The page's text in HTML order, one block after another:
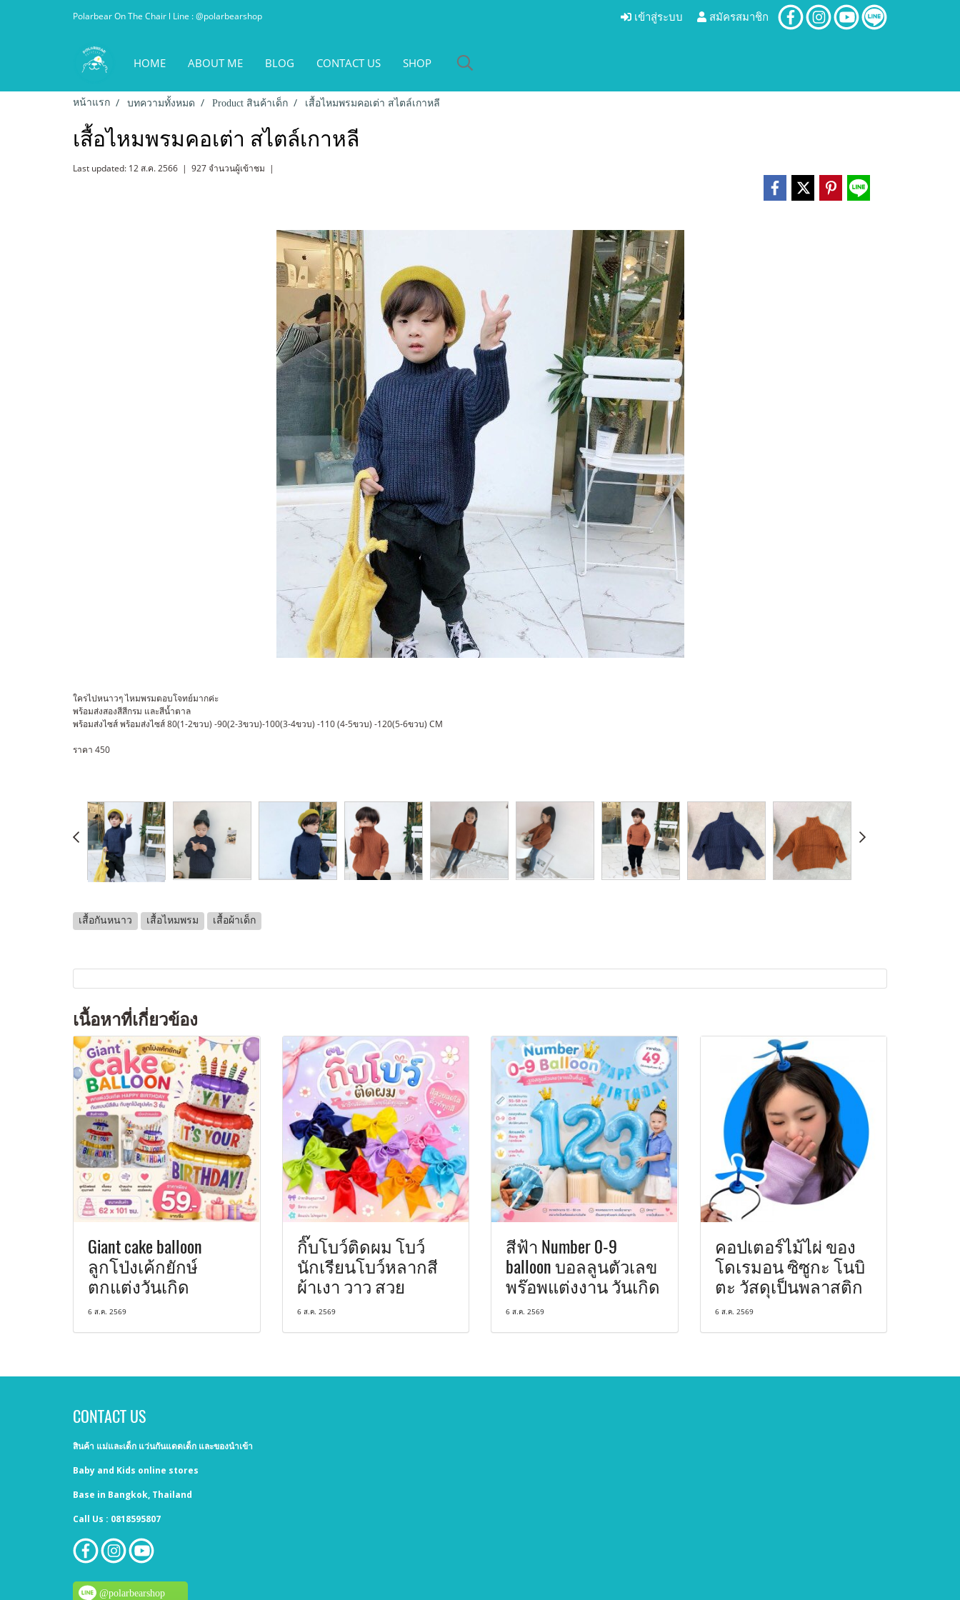
Polarbear On The Chair l Line : @polarbearshop เข้าสู่ระบบ สมัครสมาชิก
HOME ABOUT ME BLOG CONTACT US SHOP
หน้าแรก บทความทั้งหมด Product สินค้าเด็ก เสื้อไหมพรมคอเต่า สไตล์เกาหลี
เสื้อไหมพรมคอเต่า สไตล์เกาหลี
Last updated: 12 ส.ค. 2566 | 927 จำนวนผู้เข้าชม |
ใครไปหนาวๆ ไหมพรมตอบโจทย์มากค่ะ
พร้อมส่งสองสีสีกรม และสีน้ำตาล
พร้อมส่งไซส์ พร้อมส่งไซส์ 80(1-2ขวบ) -90(2-3ขวบ)-100(3-4ขวบ) -110 (4-5ขวบ) -120(5-6ขวบ) CM
ราคา 450
เสื้อกันหนาว เสื้อไหมพรม เสื้อผ้าเด็ก
เนื้อหาที่เกี่ยวข้อง
Giant cake balloon
ลูกโป่งเค้กยักษ์
ตกแต่งวันเกิด
6 ส.ค. 2569
กิ๊บโบว์ติดผม โบว์
นักเรียนโบว์หลากสี
ผ้าเงา วาว สวย
6 ส.ค. 2569
สีฟ้า Number 0-9
balloon บอลลูนตัวเลข
พร๊อพแต่งงาน วันเกิด
6 ส.ค. 2569
คอปเตอร์ไม้ไผ่ ของ
โดเรมอน ซิซูกะ โนบิ
ตะ วัสดุเป็นพลาสติก
6 ส.ค. 2569
CONTACT US
สินค้า แม่และเด็ก แว่นกันแดดเด็ก และของนำเข้า
Baby and Kids online stores
Base in Bangkok, Thailand
Call Us : 0818595807
@polarbearshop